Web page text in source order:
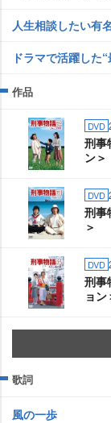
人生相談したい有
ドラマで活躍した
作品
DVD
刑事
ン＞
DVD
刑事
＞
DVD
刑事
ョン
歌詞
風の一歩